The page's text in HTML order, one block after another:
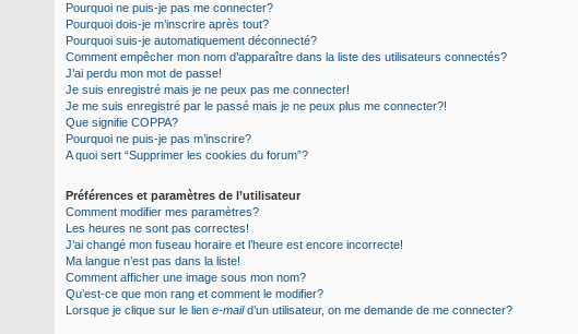
Pourquoi ne puis-je pas me connecter?
Pourquoi dois-je m’inscrire après tout?
Pourquoi suis-je automatiquement déconnecté?
Comment empêcher mon nom d’apparaître dans la liste des utilisateurs connectés?
J’ai perdu mon mot de passe!
Je suis enregistré mais je ne peux pas me connecter!
Je me suis enregistré par le passé mais je ne peux plus me connecter?!
Que signifie COPPA?
Pourquoi ne puis-je pas m’inscrire?
A quoi sert “Supprimer les cookies du forum”?
Préférences et paramètres de l’utilisateur
Comment modifier mes paramètres?
Les heures ne sont pas correctes!
J’ai changé mon fuseau horaire et l’heure est encore incorrecte!
Ma langue n’est pas dans la liste!
Comment afficher une image sous mon nom?
Qu’est-ce que mon rang et comment le modifier?
Lorsque je clique sur le lien e-maild’un utilisateur, on me demande de me connecter?